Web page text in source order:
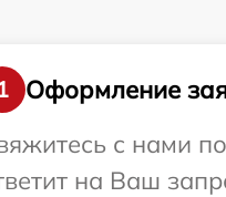
Оформление
с нами
на Ваш